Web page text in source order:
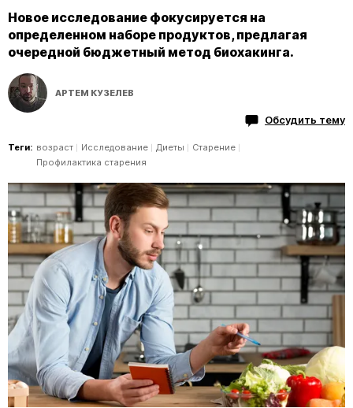
Новое исследование фокусируется на
определенном наборе продуктов, предлагая
очередной бюджетный метод биохакинга.
АРТЕМ КУЗЕЛЕВ
Обсудить тему
Теги: возраст Исследование Диеты
Старение
Профилактика старения